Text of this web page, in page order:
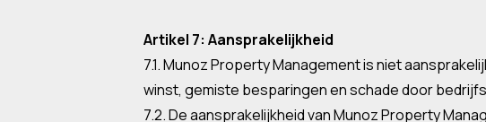
Artikel 7: Aansprakelijkheid
7.1. Munoz Property Management is niet
winst, gemiste besparingen en schade door
7.2. De aansprakelijkheid van Munoz Property